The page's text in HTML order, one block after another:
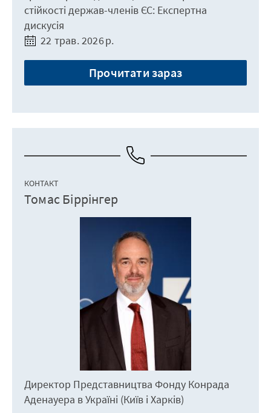
стійкості держав-членів ЄС: Експертна
дискусія
22 трав. 2026 р.
Прочитати зараз
КОНТАКТ
Томас Біррінгер
Директор Представництва Фонду Конрада
Аденауера в Україні (Київ і Харків)